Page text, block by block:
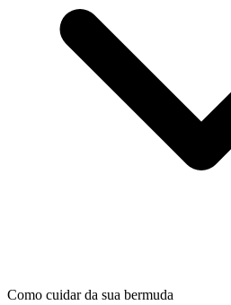
Como cuidar da sua bermuda